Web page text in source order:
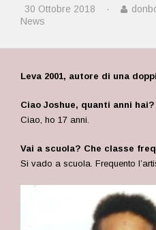
30 Ottobre 2018 ·
News
Leva 2001, autore di una
Ciao Joshue, quanti anni hai?
Ciao, ho 17 anni.
Vai a scuola? Che classe
Si vado a scuola. Frequento